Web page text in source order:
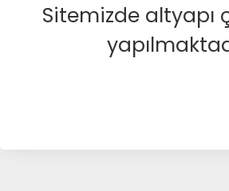
Sitemizde altyapı